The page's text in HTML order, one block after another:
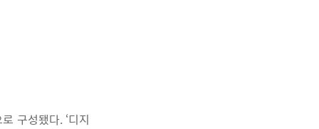
구성됐다. ‘디지